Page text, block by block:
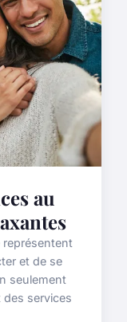
au
représentent
et de se
seulement
des services